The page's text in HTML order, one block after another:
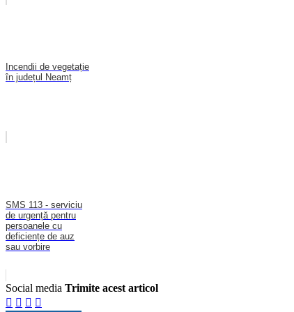
Incendii de vegetație
în județul Neamț
SMS 113 - serviciu
de urgență pentru
persoanele cu
deficiențe de auz
sau vorbire
Social media Trimite acest articol
   